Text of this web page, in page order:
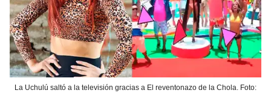
La Uchulú saltó a la televisión gracias a El reventonazo de la Chola. Foto: